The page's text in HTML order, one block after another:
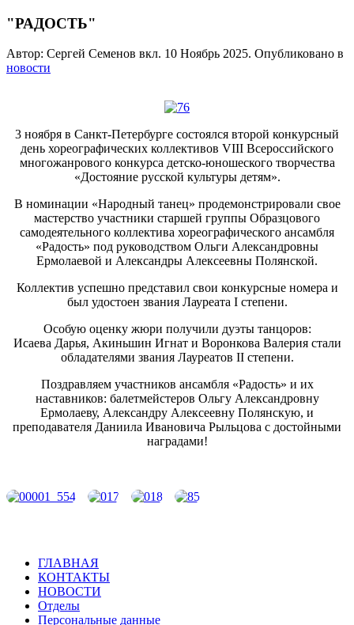
"РАДОСТЬ"
Автор: Сергей Семенов вкл. 10 Ноябрь 2025. Опубликовано в
новости
3 ноября в Санкт-Петербурге состоялся второй конкурсный
день хореографических коллективов VIII Всероссийского
многожанрового конкурса детско-юношеского творчества
«Достояние русской культуры детям».
В номинации «Народный танец» продемонстрировали свое
мастерство участники старшей группы Образцового
самодеятельного коллектива хореографического ансамбля
«Радость» под руководством Ольги Александровны
Ермолаевой и Александры Алексеевны Полянской.
Коллектив успешно представил свои конкурсные номера и
был удостоен звания Лауреата I степени.
Особую оценку жюри получили дуэты танцоров:
Исаева Дарья, Акиньшин Игнат и Воронкова Валерия стали
обладателями звания Лауреатов II степени.
Поздравляем участников ансамбля «Радость» и их
наставников: балетмейстеров Ольгу Александровну
Ермолаеву, Александру Алексеевну Полянскую, и
преподавателя Даниила Ивановича Рыльцова с достойными
наградами!
ГЛАВНАЯ
КОНТАКТЫ
НОВОСТИ
Отделы
Персональные данные